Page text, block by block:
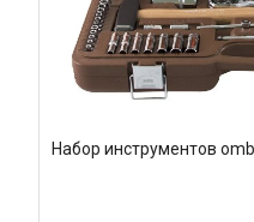
Набор инструментов